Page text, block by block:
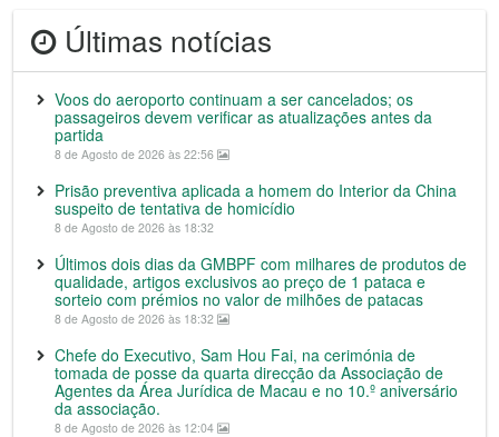
Últimas notícias
Voos do aeroporto continuam a ser cancelados; os
passageiros devem verificar as atualizações antes da
partida
8 de Agosto de 2026 às 22:56
Prisão preventiva aplicada a homem do Interior da China
suspeito de tentativa de homicídio
8 de Agosto de 2026 às 18:32
Últimos dois dias da GMBPF com milhares de produtos de
qualidade, artigos exclusivos ao preço de 1 pataca e
sorteio com prémios no valor de milhões de patacas
8 de Agosto de 2026 às 18:32
Chefe do Executivo, Sam Hou Fai, na cerimónia de
tomada de posse da quarta direcção da Associação de
Agentes da Área Jurídica de Macau e no 10.º aniversário
da associação.
8 de Agosto de 2026 às 12:04